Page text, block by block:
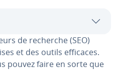
de recherche (SEO)
et des outils efficaces.
pouvez faire en sorte que